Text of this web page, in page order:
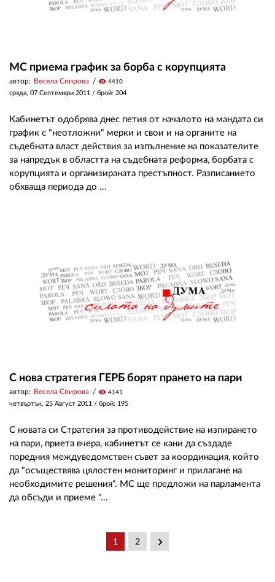
МС приема график за борба с корупцията
автор: Весела Спирова visibility 4410
сряда, 07 Септември 2011 / брой: 204
Кабинетът одобрява днес петия от началото на мандата си
график с "неотложни" мерки и свои и на органите на
съдебната власт действия за изпълнение на показателите
за напредък в областта на съдебната реформа, борбата с
корупцията и организираната престъпност. Разписанието
обхваща периода до ...
С нова стратегия ГЕРБ борят прането на пари
автор: Весела Спирова visibility 4141
четвъртък, 25 Август 2011 / брой: 195
С новата си Стратегия за противодействие на изпирането
на пари, приета вчера, кабинетът се кани да създаде
поредния междуведомствен съвет за координация, който
да "осъществява цялостен мониторинг и прилагане на
необходимите решения". МС ще предложи на парламента
да обсъди и приеме "...
1 2 keyboard_arrow_right